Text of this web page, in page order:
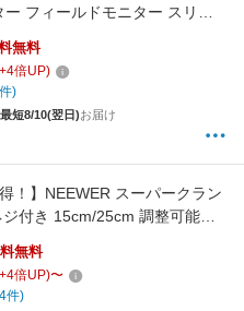
ー フィールドモニター スリム
入力 1080p サンシェード
ッド付き DSLRカメラ/ハンドヘ
ー/フィルムビデオ作成リグ用
無料
4倍UP)
)
最短8/10(翌日)お届け
！】NEEWER スーパークラン
付き 15cm/25cm 調整可能な
両端1/4インチネジ付き 耐荷重
、LEDライト、マイク、モニ
応 ST15C/ST25C
無料
4倍UP)〜
件)